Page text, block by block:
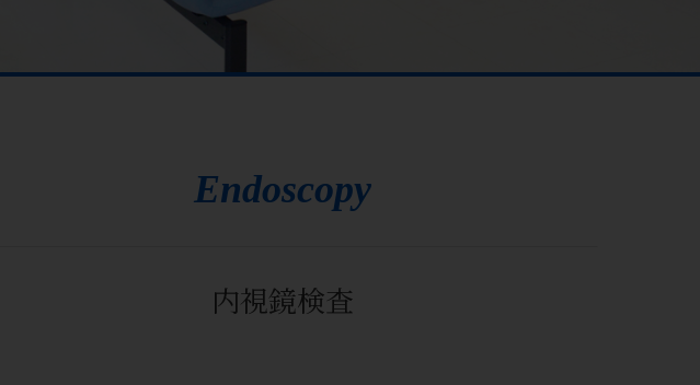
Endoscopy
内視鏡検査